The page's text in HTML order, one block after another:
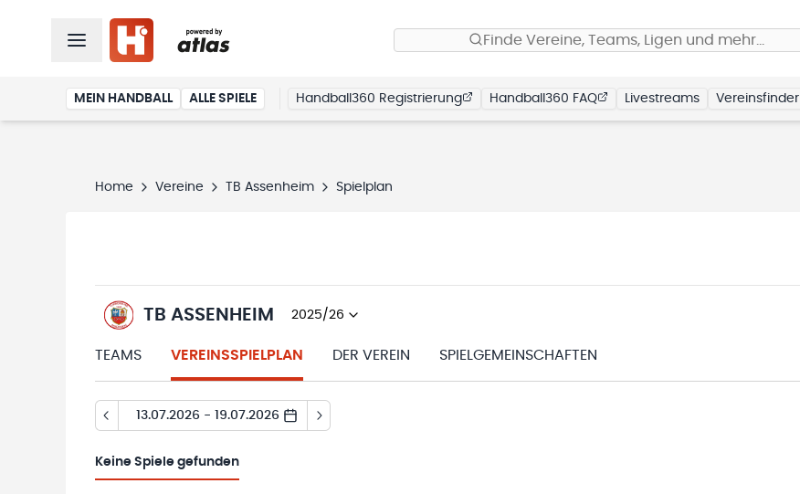
Finde Vereine, Teams, Ligen und mehr…
MEIN HANDBALL ALLE SPIELE Handball360 Registrierung Handball360 FAQ Livestreams Vereinsfinder
Home Vereine TB Assenheim Spielplan
TB ASSENHEIM 2025/26
TEAMS VEREINSSPIELPLAN DER VEREIN SPIELGEMEINSCHAFTEN
13.07.2026 - 19.07.2026
Keine Spiele gefunden